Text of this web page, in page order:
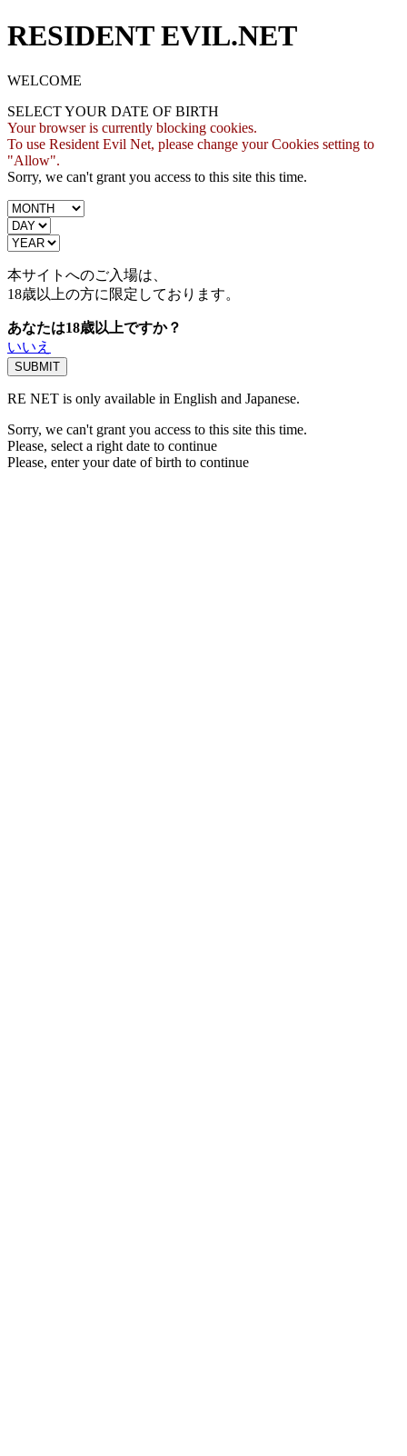
RESIDENT EVIL.NET
WELCOME
SELECT YOUR DATE OF BIRTH
Your browser is currently blocking cookies.
To use Resident Evil Net, please change your Cookies setting to
"Allow".
Sorry, we can't grant you access to this site this time.
本サイトへのご入場は、
18歳以上の方に限定しております。
あなたは18歳以上ですか？
いいえ
RE NET is only available in English and Japanese.
Sorry, we can't grant you access to this site this time.
Please, select a right date to continue
Please, enter your date of birth to continue